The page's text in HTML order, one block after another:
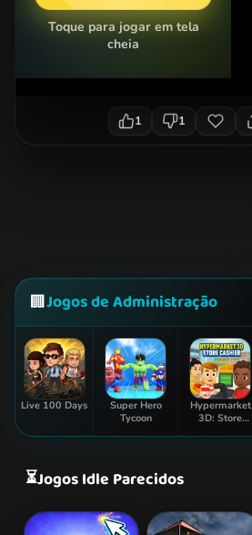
Toque para jogar em tela
cheia
1 1
🏢Jogos de Administração
Live 100 Days
Super Hero
Tycoon
Hypermarket
3D: Store
⏳Jogos Idle Parecidos